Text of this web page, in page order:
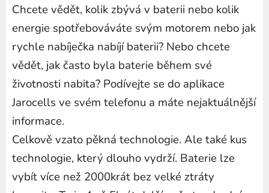
Chcete vědět, kolik zbývá v baterii nebo kolik
energie spotřebováváte svým motorem nebo jak
rychle nabíječka nabíjí baterii? Nebo chcete
vědět, jak často byla baterie během své
životnosti nabita? Podívejte se do aplikace
Jarocells ve svém telefonu a máte nejaktuálnější
informace.
Celkově vzato pěkná technologie. Ale také kus
technologie, který dlouho vydrží. Baterie lze
vybít více než 2000krát bez velké ztráty